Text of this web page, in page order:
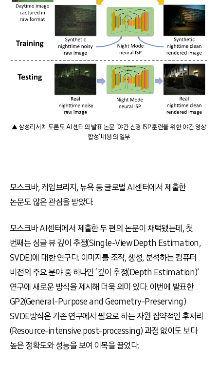
▲ 삼성리서치 토론토 AI 센터의 발표 논문 ‘야간 신경 ISP 훈련을 위한 야간 영상
합성’ 내용의 일부
모스크바,케임브리지 ,뉴욕 등 글로벌AI센터에서 제출한
논문도 많은 관심을 받았다.
모스크바AI센터에서 제출한 두 편의 논문이 채택됐는데 ,첫
번째는 싱글 뷰 깊이 추정(Single-View Depth Estimation,
SVDE)에 대한 연구다. 이미지를 조작,생성,분석하는 컴퓨터
비전의 주요 분야 중 하나인‘깊이 추정(Depth Estimation)’
연구에 새로운 방식을 제시해 더욱 의미 있다. 이번에 발표한
GP2(General-Purpose and Geometry-Preserving)
SVDE방식은 기존 연구에서 필요로 하는 자원 집약적인 후처리
(Resource-intensive post-processing) 과정 없이도 보다
높은 정확도와 성능을 보여 이목을 끌었다.